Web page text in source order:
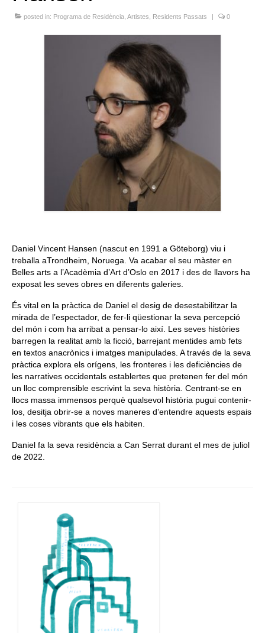
Queda’t amb nosaltres
posted in: Programa de Residència Artistes Residents Passats | 0
Daniel Vincent Hansen (nascut en 1991 a Göteborg) viu i
treballa aTrondheim, Noruega. Va acabar el seu màster en
Belles arts a l’Acadèmia d’Art d’Oslo en 2017 i des de llavors ha
exposat les seves obres en diferents galeries.
És vital en la pràctica de Daniel el desig de desestabilitzar la
mirada de l’espectador, de fer-li qüestionar la seva percepció
del món i com ha arribat a pensar-lo així. Les seves històries
barregen la realitat amb la ficció, barrejant mentides amb fets
en textos anacrònics i imatges manipulades. A través de la seva
pràctica explora els orígens, les fronteres i les deficiències de
les narratives occidentals establertes que pretenen fer del món
un lloc comprensible escrivint la seva història. Centrant-se en
llocs massa immensos perquè qualsevol història pugui contenir-
los, desitja obrir-se a noves maneres d’entendre aquests espais
i les coses vibrants que els habiten.
Daniel fa la seva residència a Can Serrat durant el mes de juliol
de 2022.